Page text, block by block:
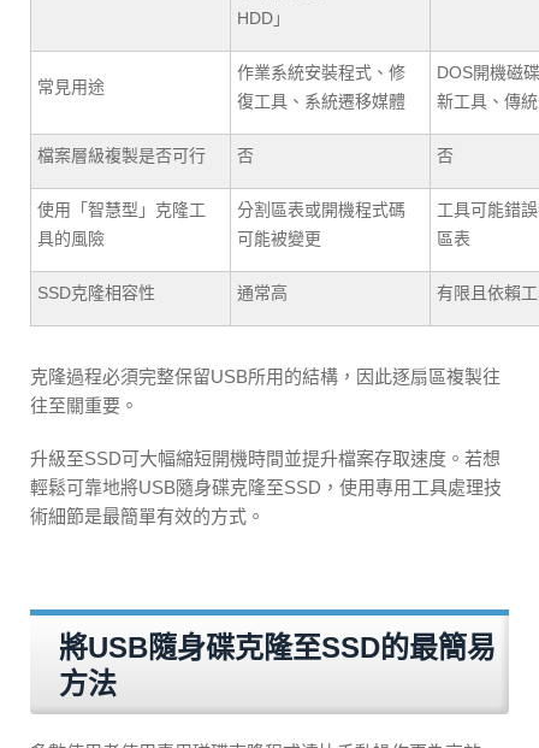
HDD」
常見用途
作業系統安裝程式、修
復工具、系統遷移媒體
DOS開機磁
新工具、傳
檔案層級複製是否可行 否 否
使用「智慧型」克隆工
具的風險
分割區表或開機程式碼
可能被變更
工具可能錯
區表
SSD克隆相容性 通常高 有限且依賴
克隆過程必須完整保留USB所用的結構，因此逐扇區複製往
往至關重要。
升級至SSD可大幅縮短開機時間並提升檔案存取速度。若想
輕鬆可靠地將USB隨身碟克隆至SSD，使用專用工具處理技
術細節是最簡單有效的方式。
將USB隨身碟克隆至SSD的最簡易
方法